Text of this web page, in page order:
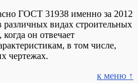
ГОСТ 31938 именно за 2012
различных видах строительных
он отвечает
в том числе,
чертежах.
к меню ↑